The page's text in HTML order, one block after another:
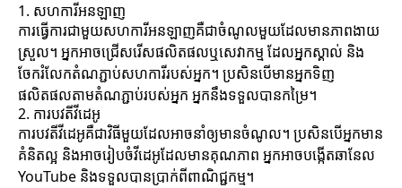
1. សហការីអនឡាញ
ការធ្វើការជាមួយសហការីអនឡាញគឺជាចំណូលមួយដែលមានភាពងាយ
ស្រួល។ អ្នកអាចជ្រើសរើសផលិតផលឬសេវាកម្ម ដែលអ្នកស្គាល់ និង
ចែករំលែកតំណភ្ជាប់សហការីរបស់អ្នក។ ប្រសិនបើមានអ្នកទិញ
ផលិតផលតាមតំណភ្ជាប់របស់អ្នក អ្នកនឹងទទួលបានកម្រៃ។
2. ការបវតីវីដេអូ
ការបវតីវីដេអូគឺជាវិធីមួយដែលអាចនាំឲ្យមានចំណូល។ ប្រសិនបើអ្នកមាន
គំនិតល្អ និងអាចរៀបចំវីដេអូដែលមានគុណភាព អ្នកអាចបង្កើតឆានែល
YouTube និងទទួលបានប្រាក់ពីពាណិជ្ជកម្ម។